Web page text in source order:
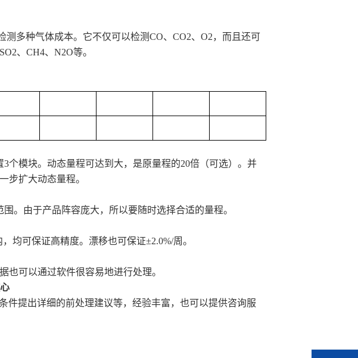
测多种气体成本。它不仅可以检测CO、CO2、O2，而且还可
、CH4、N2O等。
个模块。动态量程可达到大，是原量程的20倍（可选）。并
步扩大动态量程。
。由于产品阵容庞大，所以要随时选择合适的量程。
均可保证高精度。漂移也可保证±2.0%/周。
也可以通过软件很容易地进行处理。
件提出详细的前处理建议等，经验丰富，也可以提供咨询服